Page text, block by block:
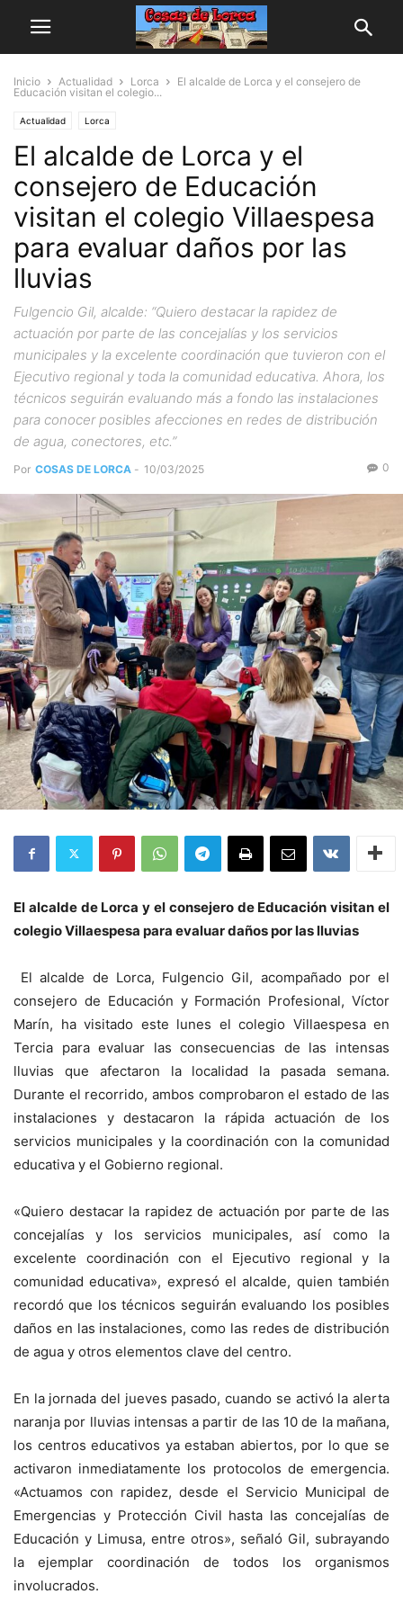
Inicio Actualidad Lorca
El alcalde de Lorca y el consejero de
Educación visitan el colegio...
Actualidad Lorca
El alcalde de Lorca y el
consejero de Educación
visitan el colegio Villaespesa
para evaluar daños por las
lluvias
Fulgencio Gil, alcalde: “Quiero destacar la rapidez de
actuación por parte de las concejalías y los servicios
municipales y la excelente coordinación que tuvieron con el
Ejecutivo regional y toda la comunidad educativa. Ahora, los
técnicos seguirán evaluando más a fondo las instalaciones
para conocer posibles afecciones en redes de distribución
de agua, conectores, etc.”
Por COSAS DE LORCA - 10/03/2025 0
El alcalde de Lorca y el consejero de Educación visitan el
colegio Villaespesa para evaluar daños por las lluvias
El alcalde de Lorca, Fulgencio Gil, acompañado por el
consejero de Educación y Formación Profesional, Víctor
Marín, ha visitado este lunes el colegio Villaespesa en
Tercia para evaluar las consecuencias de las intensas
lluvias que afectaron la localidad la pasada semana.
Durante el recorrido, ambos comprobaron el estado de las
instalaciones y destacaron la rápida actuación de los
servicios municipales y la coordinación con la comunidad
educativa y el Gobierno regional.
«Quiero destacar la rapidez de actuación por parte de las
concejalías y los servicios municipales, así como la
excelente coordinación con el Ejecutivo regional y la
comunidad educativa», expresó el alcalde, quien también
recordó que los técnicos seguirán evaluando los posibles
daños en las instalaciones, como las redes de distribución
de agua y otros elementos clave del centro.
En la jornada del jueves pasado, cuando se activó la alerta
naranja por lluvias intensas a partir de las 10 de la mañana,
los centros educativos ya estaban abiertos, por lo que se
activaron inmediatamente los protocolos de emergencia.
«Actuamos con rapidez, desde el Servicio Municipal de
Emergencias y Protección Civil hasta las concejalías de
Educación y Limusa, entre otros», señaló Gil, subrayando
la ejemplar coordinación de todos los organismos
involucrados.